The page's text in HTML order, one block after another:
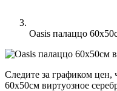
Oasis палаццо
Следите за графиком цен,
60х50см виртуозное